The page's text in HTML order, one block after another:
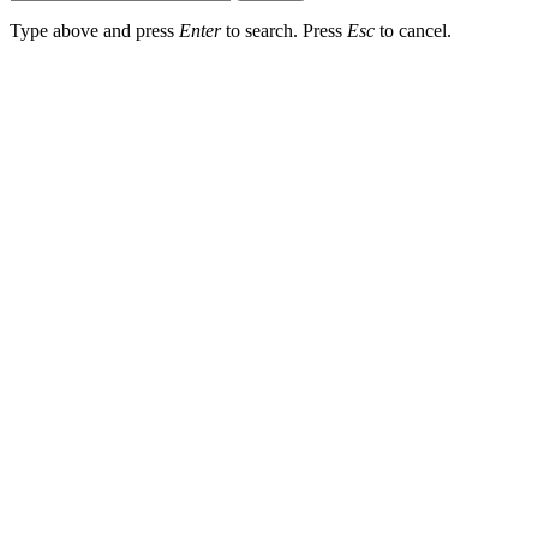
Type above and press Enterto search. Press Esc to cancel.